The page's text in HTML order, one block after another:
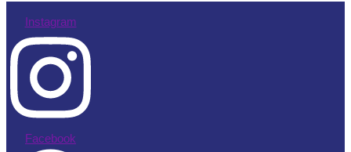
Instagram
Facebook